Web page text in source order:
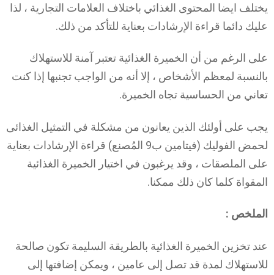
يختلف ايضا المحتوى الغذائي باختلاف العلامات التجارية ، لذا
عليك دائما قراءة الإرشادات بعناية للتأكد من ذلك.
على الرغم من أن الخميرة الغذائية تعتبر آمنة للاستهلاك
بالنسبة لمعظم الأشخاص ، إلا أنه من الواجب تجنبها إذا كنت
تعاني من الحساسية تجاه الخميرة.
يجب على أولئك الذين يعانون من مشكلة في التمثيل الغذائى
لحمض الفوليك (فيتامين ب9 المُصنع) قراءة الإرشادات بعناية
على الملصقات ، وقد يرغبون في اختيار الخميرة الغذائية
المقواة كلما كان ذلك ممكنا.
الملخص :
عند تخزين الخميرة الغذائية بالطريقة السليمة تكون صالحة
للاستهلاك لمدة قد تصل إلى عامين ، ويمكن إضافتها إلى